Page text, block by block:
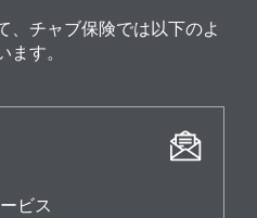
、チャブ保険では以下のよ
す。
ビス